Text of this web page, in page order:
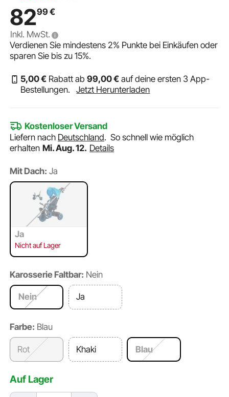
8299€
Inkl. MwSt.
Verdienen Sie mindestens2% Punkte bei Einkäufen oder
sparen Sie bis zu15%.
5,00€ Rabatt ab99,00€ auf deine ersten 3 App-
Bestellungen.
Jetzt Herunterladen
Kostenloser Versand
Liefern nach Deutschland.So schnell wie möglich
erhalten Mi. Aug. 12. Details
Mit Dach: Ja
Ja
Nicht auf Lager
Karosserie Faltbar: Nein
Nein Ja
Farbe: Blau
Rot Khaki Blau
Auf Lager